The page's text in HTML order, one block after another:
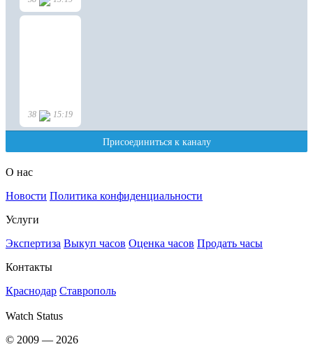
О нас
Новости Политика конфиденциальности
Услуги
Экспертиза Выкуп часов Оценка часов Продать часы
Контакты
Краснодар Ставрополь
Watch Status
© 2009 — 2026